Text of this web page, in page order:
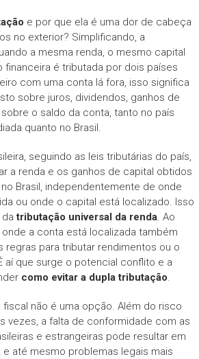
e por que ela é uma dor de cabeça
no exterior? Simplificando, a
a mesma renda, o mesmo capital
financeira é tributada por dois países
com uma conta lá fora, isso significa
sobre juros, dividendos, ganhos de
o saldo da conta, tanto no país
quanto no Brasil.
seguindo as leis tributárias do país,
a renda e os ganhos de capital obtidos
Brasil, independentemente de onde
ou onde o capital está localizado. Isso
datributação universal da renda. Ao
a conta está localizada também
regras para tributar rendimentos ou o
aí que surge o potencial conflito e a
como evitar a dupla tributação.
fiscal não é uma opção. Além do risco
vezes, a falta de conformidade com as
e estrangeiras pode resultar em
e até mesmo problemas legais mais